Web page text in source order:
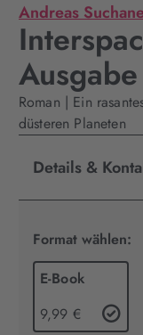
Andreas
Ausgabe
Roman | Ein
düsteren Planeten
Details &
Format wählen:
E-Book
9,99 €